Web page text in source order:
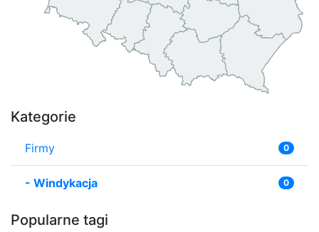
Kategorie
Firmy 0
- Windykacja 0
Popularne tagi